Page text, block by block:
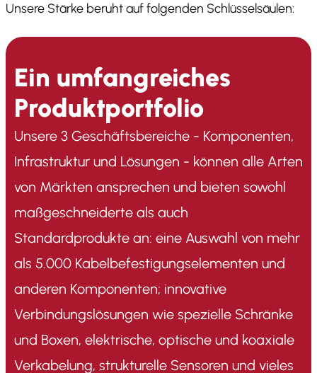
Unsere Stärke beruht auf folgenden Schlüsselsäulen:
Ein umfangreiches
Produktportfolio
Unsere 3 Geschäftsbereiche - Komponenten,
Infrastruktur und Lösungen - können alle Arten
von Märkten ansprechen und bieten sowohl
maßgeschneiderte als auch
Standardprodukte an: eine Auswahl von mehr
als 5.000 Kabelbefestigungselementen und
anderen Komponenten; innovative
Verbindungslösungen wie spezielle Schränke
und Boxen, elektrische, optische und koaxiale
Verkabelung, strukturelle Sensoren und vieles